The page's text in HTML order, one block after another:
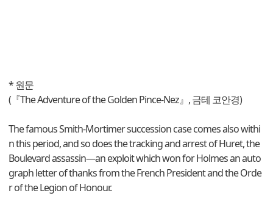
* 원문
(『The Adventure of the Golden Pince-Nez』, 금테 코안경)
The famous Smith-Mortimer succession case comes also withi
n this period, and so does the tracking and arrest of Huret, the
Boulevard assassin—an exploit which won for Holmes an auto
graph letter of thanks from the French President and the Orde
r of the Legion of Honour.